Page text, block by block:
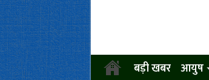
बड़ी खबर आयुष